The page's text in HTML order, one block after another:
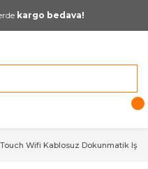
kargo bedava!
Wifi Kablosuz Dokunmatik Işık